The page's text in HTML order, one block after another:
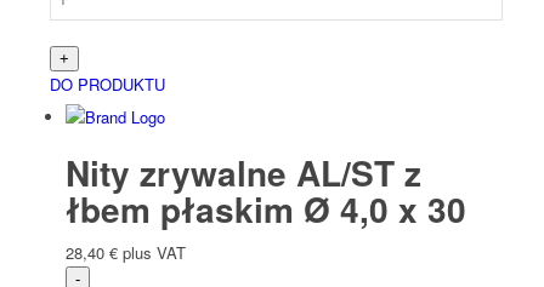
DO PRODUKTU
Nity zrywalne AL/ST z
łbem płaskim Ø 4,0 x 30
28,40 € plus VAT